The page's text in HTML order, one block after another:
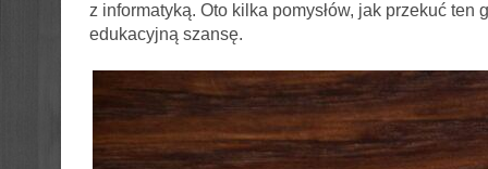
z informatyką. Oto kilka pomysłów, jak przekuć ten
edukacyjną szansę.